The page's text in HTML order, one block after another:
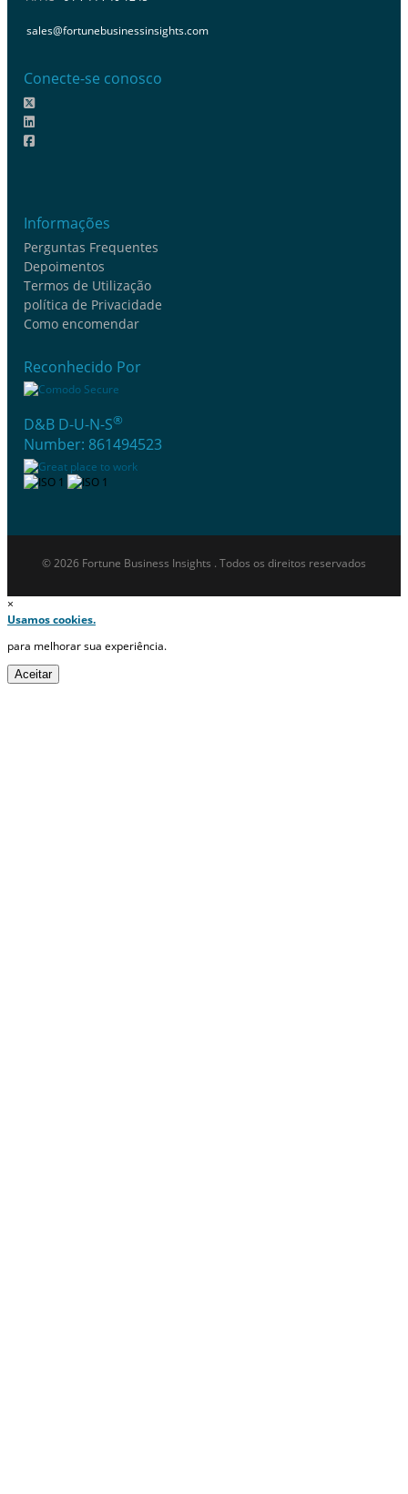
sales@fortunebusinessinsights.com
Conecte-se conosco
Informações
Perguntas Frequentes
Depoimentos
Termos de Utilização
política de Privacidade
Como encomendar
Reconhecido Por
D&B D-U-N-S®
Number: 861494523
© 2026 Fortune Business Insights . Todos os direitos reservados
×
Usamos cookies.
para melhorar sua experiência.
Aceitar